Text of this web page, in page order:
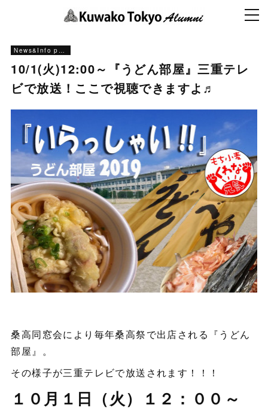
News&Info past
10/1(火)12:00～『うどん部屋』三重テレ
ビで放送！ここで視聴できますよ♬
桑高同窓会により毎年桑高祭で出店される『うどん
部屋』。
その様子が三重テレビで放送されます！！！
１０月１日（火）１２：００～